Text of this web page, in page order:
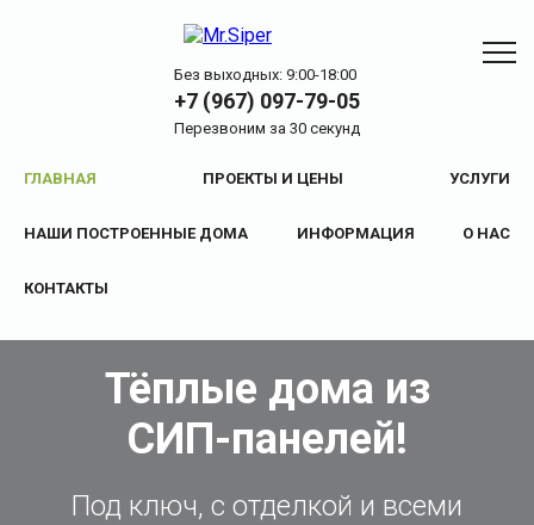
Без выходных: 9:00-18:00
+7 (967) 097-79-05
Перезвоним за 30 секунд
ГЛАВНАЯ ПРОЕКТЫ И ЦЕНЫ УСЛУГИ
НАШИ ПОСТРОЕННЫЕ ДОМА ИНФОРМАЦИЯ О НАС
КОНТАКТЫ
Тёплые дома из
СИП-панелей!
Под ключ, с отделкой и всеми